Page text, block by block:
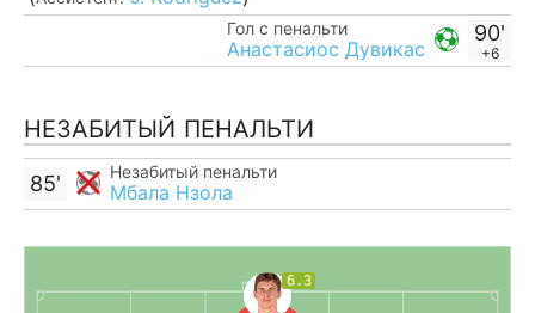
90'
+6
Гол с пенальти
Анастасиос Дувикас
НЕЗАБИТЫЙ ПЕНАЛЬТИ
Незабитый пенальти
Мбала Нзола
85'
6.3